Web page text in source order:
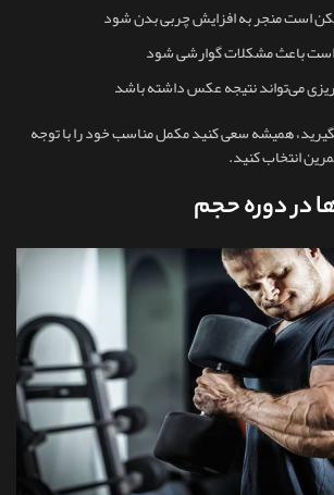
است منجر به افزایش چربی بدن شود
است باعث مشکلات گوارشی شود
می‌تواند نتیجه عکس داشته باشد
همیشه سعی کنید مکمل مناسب خود را با توجه
انتخاب کنید.
در دوره حجم